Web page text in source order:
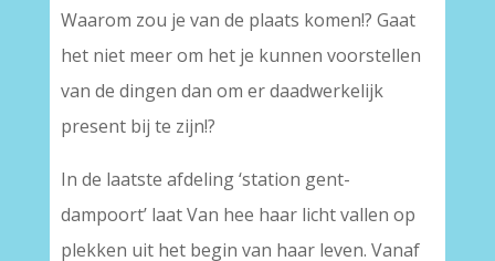
Waarom zou je van de plaats komen!? Gaat
het niet meer om het je kunnen voorstellen
van de dingen dan om er daadwerkelijk
present bij te zijn!?
In de laatste afdeling ‘station gent-
dampoort’ laat Van hee haar licht vallen op
plekken uit het begin van haar leven. Vanaf